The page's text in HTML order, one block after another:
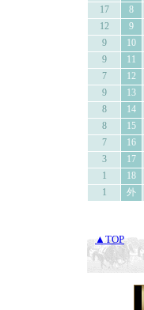
17
8
12
9
9
10
9
11
7
12
9
13
8
14
8
15
7
16
3
17
1
18
1
外
▲TOP